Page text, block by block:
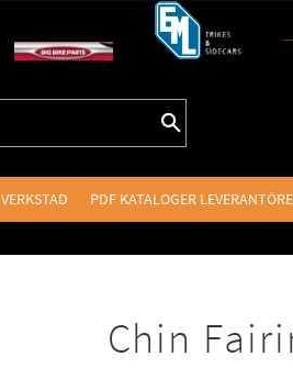
VERKSTAD PDF KATALOGER
Chin